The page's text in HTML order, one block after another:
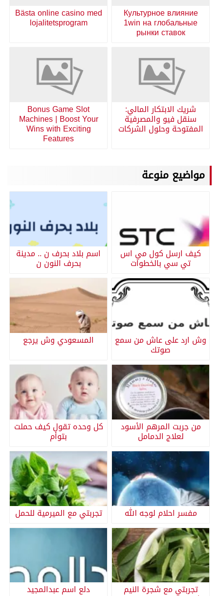
Культурное влияние
1win на глобальные
рынки ставок
Bästa online casino med
lojalitetsprogram
شريك الابتكار المالي:
سنقل فيو والمصرفية
المفتوحة وحلول الشركات
Bonus Game Slot
Machines | Boost Your
Wins with Exciting
Features
مواضيع منوعة
كيف ارسل كول مي اس
تي سي بالخطوات
اسم بلاد بحرف ن .. مدينة
بحرف النون ن
وش ارد على عاش من سمع
صوتك
المسعودي وش يرجع
من جربت المرهم الأسود
لعلاج الدمامل
كل وحده تقول كيف حملت
بتوأم
مفسر احلام لوجه الله تجربتي مع الميرمية للحمل
تجربتي مع شجرة النيم دلع اسم عبدالمجيد